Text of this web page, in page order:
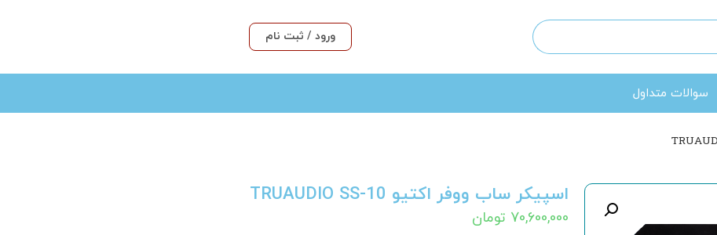
ورود / ثبت نام
سوالات متداول
اسپیکر ساب ووفر اکتیو TRUAUDIO SS-10
70,600,000 تومان